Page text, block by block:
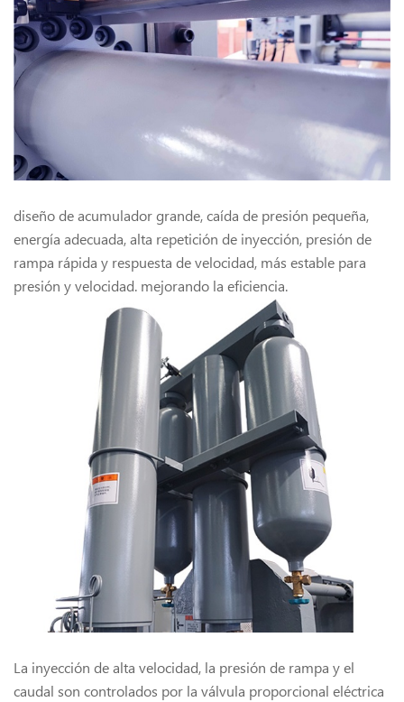
diseño de acumulador grande, caída de presión pequeña,
energía adecuada, alta repetición de inyección, presión de
rampa rápida y respuesta de velocidad, más estable para
presión y velocidad. mejorando la eficiencia.
La inyección de alta velocidad, la presión de rampa y el
caudal son controlados por la válvula proporcional eléctrica